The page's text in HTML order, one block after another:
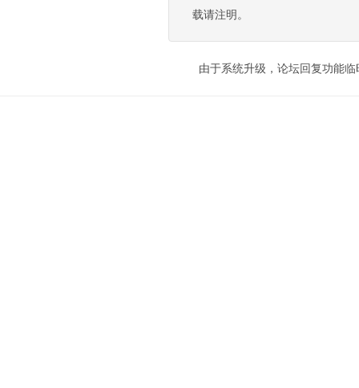
载请注明。
由于系统升级，论坛回复功能临